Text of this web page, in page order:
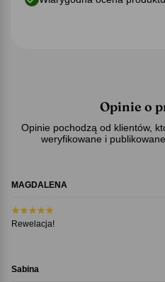
Opinie o
Opinie pochodzą od klientów,
weryfikowane i
MAGDALENA
Rewelacja!
Sabina